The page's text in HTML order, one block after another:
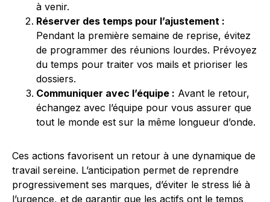
à venir.
Réserver des temps pour l’ajustement :
Pendant la première semaine de reprise, évitez
de programmer des réunions lourdes. Prévoyez
du temps pour traiter vos mails et prioriser les
dossiers.
Communiquer avec l’équipe : Avant le retour,
échangez avec l’équipe pour vous assurer que
tout le monde est sur la même longueur d’onde.
Ces actions favorisent un retour à une dynamique de
travail sereine. L’anticipation permet de reprendre
progressivement ses marques, d’éviter le stress lié à
l’urgence, et de garantir que les actifs ont le temps